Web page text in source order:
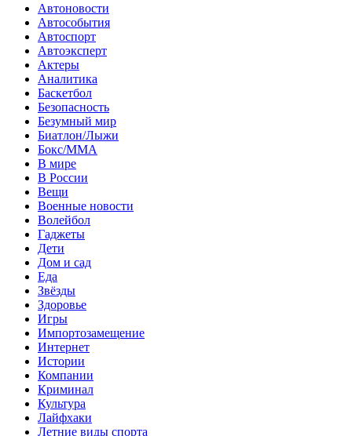
Автоновости
Автособытия
Автоспорт
Автоэксперт
Актеры
Аналитика
Баскетбол
Безопасность
Безумный мир
Биатлон/Лыжи
Бокс/MMA
В мире
В России
Вещи
Военные новости
Волейбол
Гаджеты
Дети
Дом и сад
Еда
Звёзды
Здоровье
Игры
Импортозамещение
Интернет
Истории
Компании
Криминал
Культура
Лайфхаки
Летние виды спорта